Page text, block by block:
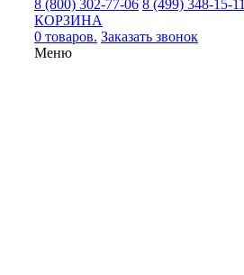
8 (800) 302-77-06 8 (499) 348-15-11
КОРЗИНА
0 товаров. Заказать звонок
Меню